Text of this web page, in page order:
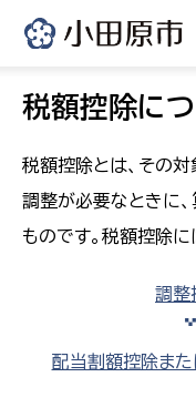
税額控除に
税額控除とは、その
調整が必要なときに
ものです。税額控除に
調整
配当割額控除ま